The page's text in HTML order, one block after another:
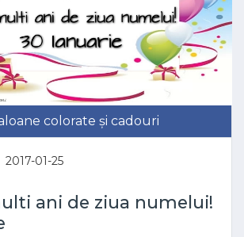
colorate și cadouri
2017-01-25
ani de ziua numelui!